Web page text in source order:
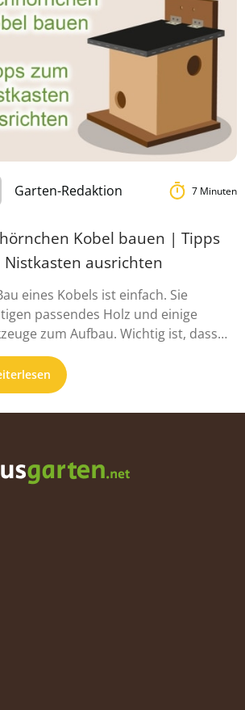
Garten-Redaktion 7 Minuten
Kobel bauen | Tipps
Nistkasten ausrichten
eines Kobels ist einfach. Sie
passendes Holz und einige
zum Aufbau. Wichtig ist, dass